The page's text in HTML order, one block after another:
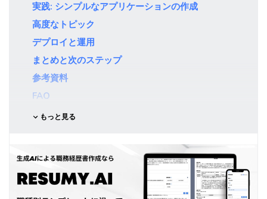
実践: シンプルなアプリケーションの作成
高度なトピック
デプロイと運用
まとめと次のステップ
参考資料
FAQ
おわりに
もっと見る